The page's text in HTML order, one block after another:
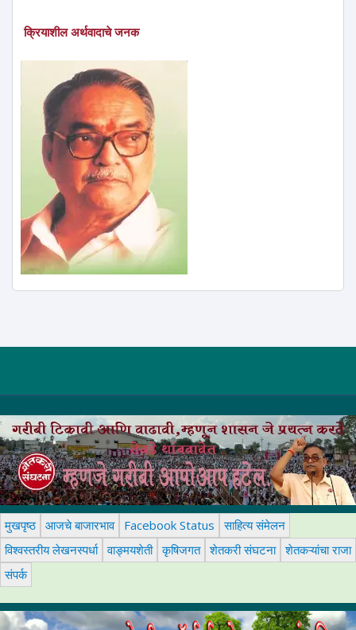
क्रियाशील अर्थवादाचे जनक
मुखपृष्ठ आजचे बाजारभाव Facebook Status
साहित्य संमेलन
विश्वस्तरीय लेखनस्पर्धा वाङ्मयशेती कृषिजगत शेतकरी संघटना शेतकऱ्यांचा राजा
संपर्क